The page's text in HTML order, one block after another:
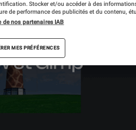
Stocker et/ou accéder à des
de performance des publicités et du contenu,
de nos partenaires IAB
MES PRÉFÉRENCES